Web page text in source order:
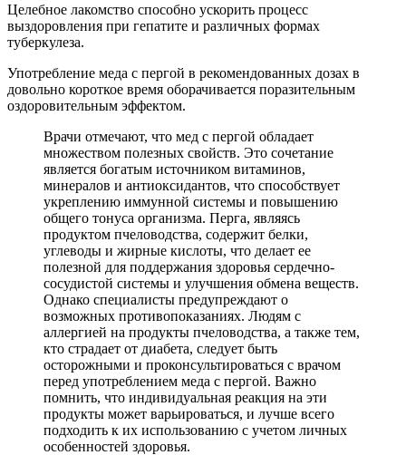
Целебное лакомство способно ускорить процесс
выздоровления при гепатите и различных формах
туберкулеза.
Употребление меда с пергой в рекомендованных дозах в
довольно короткое время оборачивается поразительным
оздоровительным эффектом.
Врачи отмечают, что мед с пергой обладает
множеством полезных свойств. Это сочетание
является богатым источником витаминов,
минералов и антиоксидантов, что способствует
укреплению иммунной системы и повышению
общего тонуса организма. Перга, являясь
продуктом пчеловодства, содержит белки,
углеводы и жирные кислоты, что делает ее
полезной для поддержания здоровья сердечно-
сосудистой системы и улучшения обмена веществ.
Однако специалисты предупреждают о
возможных противопоказаниях. Людям с
аллергией на продукты пчеловодства, а также тем,
кто страдает от диабета, следует быть
осторожными и проконсультироваться с врачом
перед употреблением меда с пергой. Важно
помнить, что индивидуальная реакция на эти
продукты может варьироваться, и лучше всего
подходить к их использованию с учетом личных
особенностей здоровья.